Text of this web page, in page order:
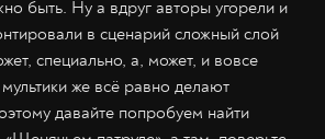
быть. Ну а вдруг авторы угорели и
в сценарий сложный слой
специально, а, может, и вовсе
же всё равно делают
давайте попробуем найти